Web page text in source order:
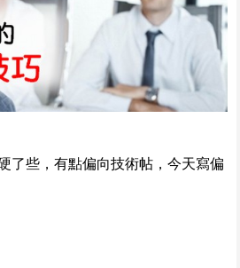
了些，有點偏向技術帖，今天寫偏